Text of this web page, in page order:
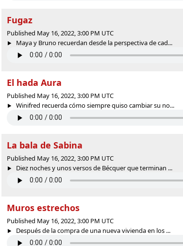
Fugaz
Published May 16, 2022, 3:00 PM UTC
Maya y Bruno recuerdan desde la perspectiva de cad...
El hada Aura
Published May 16, 2022, 3:00 PM UTC
Winifred recuerda cómo siempre quiso cambiar su no...
La bala de Sabina
Published May 16, 2022, 3:00 PM UTC
Diez noches y unos versos de Bécquer que terminan ...
Muros estrechos
Published May 16, 2022, 3:00 PM UTC
Después de la compra de una nueva vivienda en los ...